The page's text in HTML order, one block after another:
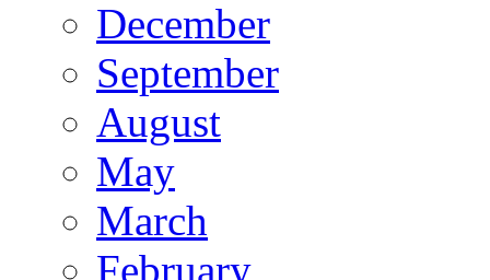
December
September
August
May
March
February